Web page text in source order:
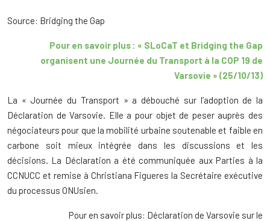
Source: Bridging the Gap
Pour en savoir plus : « SLoCaT et Bridging the Gap
organisent une Journée du Transport à la COP 19 de
Varsovie » (25/10/13)
La « Journée du Transport » a débouché sur l’adoption de la
Déclaration de Varsovie. Elle a pour objet de peser auprès des
négociateurs pour que la mobilité urbaine soutenable et faible en
carbone soit mieux intégrée dans les discussions et les
décisions. La Déclaration a été communiquée aux Parties à la
CCNUCC et remise à Christiana Figueres la Secrétaire exécutive
du processus ONUsien.
Pour en savoir plus: Déclaration de Varsovie sur le